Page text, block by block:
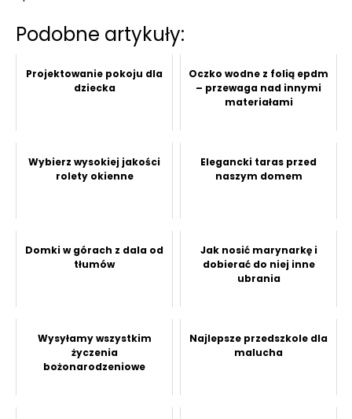
Podobne artykuły:
Projektowanie pokoju dla
dziecka
Oczko wodne z folią epdm
– przewaga nad innymi
materiałami
Wybierz wysokiej jakości
rolety okienne
Elegancki taras przed
naszym domem
Domki w górach z dala od
tłumów
Jak nosić marynarkę i
dobierać do niej inne
ubrania
Wysyłamy wszystkim
życzenia
bożonarodzeniowe
Najlepsze przedszkole dla
malucha